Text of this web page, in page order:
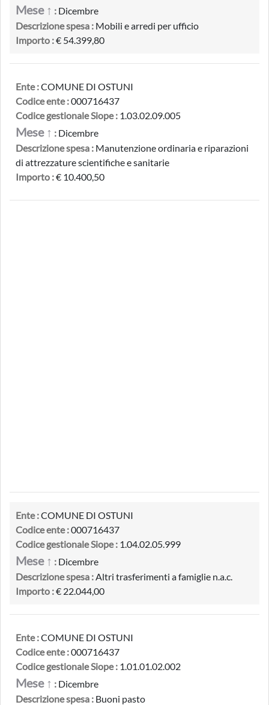
Mese ↑ : Dicembre
Descrizione spesa : Mobili e arredi per ufficio
Importo :€ 54.399,80
Ente :COMUNE DI OSTUNI
Codice ente :000716437
Codice gestionale Siope : 1.03.02.09.005
Mese ↑ : Dicembre
Descrizione spesa : Manutenzione ordinaria e riparazioni
di attrezzature scientifiche e sanitarie
Importo :€ 10.400,50
Ente :COMUNE DI OSTUNI
Codice ente :000716437
Codice gestionale Siope : 1.04.02.05.999
Mese ↑ : Dicembre
Descrizione spesa :Altri trasferimenti a famiglie n.a.c.
Importo :€ 22.044,00
Ente :COMUNE DI OSTUNI
Codice ente :000716437
Codice gestionale Siope : 1.01.01.02.002
Mese ↑ : Dicembre
Descrizione spesa : Buoni pasto